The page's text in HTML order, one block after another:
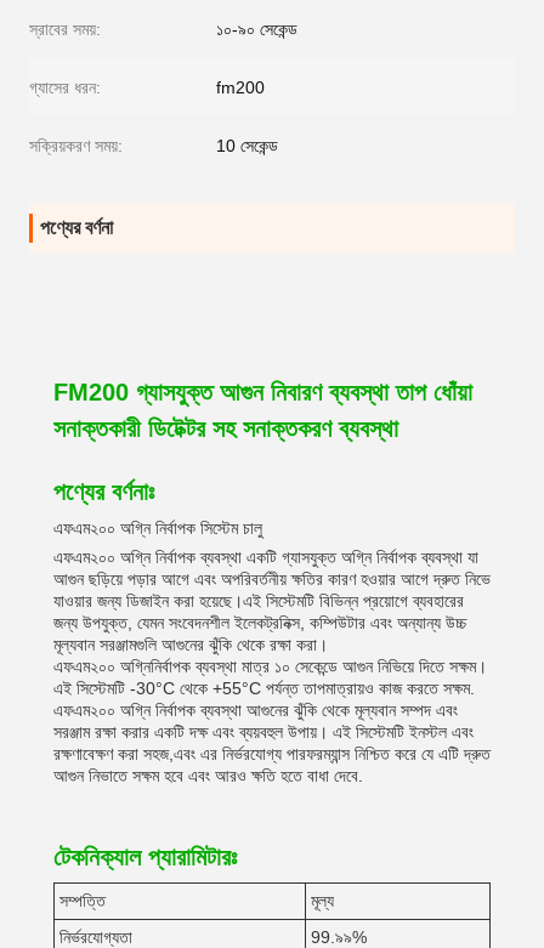
স্রাবের সময়: ১০-৯০ সেকেন্ড
গ্যাসের ধরন: fm200
সক্রিয়করণ সময়: 10 সেকেন্ড
পণ্যের বর্ণনা
FM200 গ্যাসযুক্ত আগুন নিবারণ ব্যবস্থা তাপ ধোঁয়া
সনাক্তকারী ডিটেক্টর সহ সনাক্তকরণ ব্যবস্থা
পণ্যের বর্ণনাঃ
এফএম২০০ অগ্নি নির্বাপক সিস্টেম চালু
এফএম২০০ অগ্নি নির্বাপক ব্যবস্থা একটি গ্যাসযুক্ত অগ্নি নির্বাপক ব্যবস্থা যা
আগুন ছড়িয়ে পড়ার আগে এবং অপরিবর্তনীয় ক্ষতির কারণ হওয়ার আগে দ্রুত নিভে
যাওয়ার জন্য ডিজাইন করা হয়েছে।এই সিস্টেমটি বিভিন্ন প্রয়োগে ব্যবহারের
জন্য উপযুক্ত, যেমন সংবেদনশীল ইলেকট্রনিক্স, কম্পিউটার এবং অন্যান্য উচ্চ
মূল্যবান সরঞ্জামগুলি আগুনের ঝুঁকি থেকে রক্ষা করা।
এফএম২০০ অগ্নিনির্বাপক ব্যবস্থা মাত্র ১০ সেকেন্ডে আগুন নিভিয়ে দিতে সক্ষম।
এই সিস্টেমটি -30°C থেকে +55°C পর্যন্ত তাপমাত্রায়ও কাজ করতে সক্ষম.
এফএম২০০ অগ্নি নির্বাপক ব্যবস্থা আগুনের ঝুঁকি থেকে মূল্যবান সম্পদ এবং
সরঞ্জাম রক্ষা করার একটি দক্ষ এবং ব্যয়বহুল উপায়। এই সিস্টেমটি ইনস্টল এবং
রক্ষণাবেক্ষণ করা সহজ,এবং এর নির্ভরযোগ্য পারফরম্যান্স নিশ্চিত করে যে এটি দ্রুত
আগুন নিভাতে সক্ষম হবে এবং আরও ক্ষতি হতে বাধা দেবে.
টেকনিক্যাল প্যারামিটারঃ
সম্পত্তি
মূল্য
নির্ভরযোগ্যতা
99.৯৯%